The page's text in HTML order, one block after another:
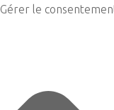
Gérer le